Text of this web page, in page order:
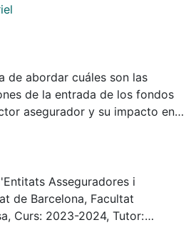
de abordar cuáles son las
de la entrada de los fondos
asegurador y su impacto en
entidades aseguradoras.
por considerar en las
cuáles son las principales
que esta tendencia en auge
Asseguradores i
de Barcelona, Facultat
Curs: 2023-2024, Tutor: